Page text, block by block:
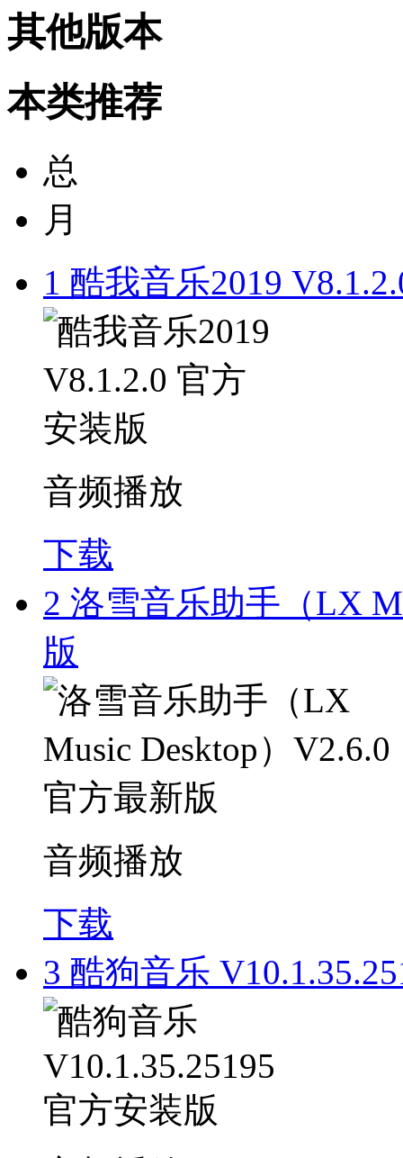
其他版本
本类推荐
总
月
1 酷我音乐2019
音频播放
下载
2 洛雪音乐助手（LX
版
音频播放
下载
3 酷狗音乐